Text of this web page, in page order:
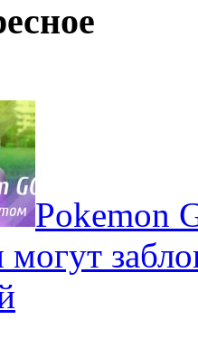
Pokеmon
могут